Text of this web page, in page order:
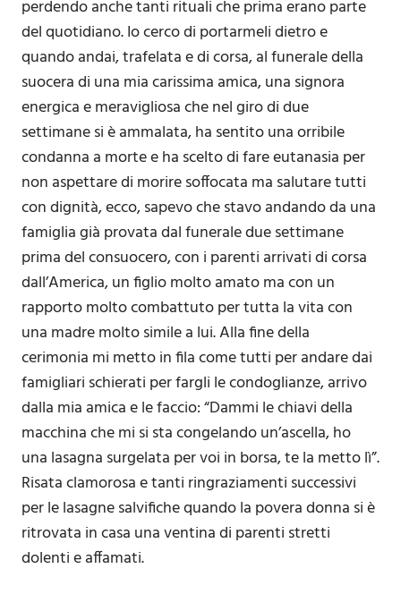
perdendo anche tanti rituali che prima erano parte
del quotidiano. Io cerco di portarmeli dietro e
quando andai, trafelata e di corsa, al funerale della
suocera di una mia carissima amica, una signora
energica e meravigliosa che nel giro di due
settimane si è ammalata, ha sentito una orribile
condanna a morte e ha scelto di fare eutanasia per
non aspettare di morire soffocata ma salutare tutti
con dignità, ecco, sapevo che stavo andando da una
famiglia già provata dal funerale due settimane
prima del consuocero, con i parenti arrivati di corsa
dall’America, un figlio molto amato ma con un
rapporto molto combattuto per tutta la vita con
una madre molto simile a lui. Alla fine della
cerimonia mi metto in fila come tutti per andare dai
famigliari schierati per fargli le condoglianze, arrivo
dalla mia amica e le faccio: “Dammi le chiavi della
macchina che mi si sta congelando un’ascella, ho
una lasagna surgelata per voi in borsa, te la metto lì”.
Risata clamorosa e tanti ringraziamenti successivi
per le lasagne salvifiche quando la povera donna si è
ritrovata in casa una ventina di parenti stretti
dolenti e affamati.